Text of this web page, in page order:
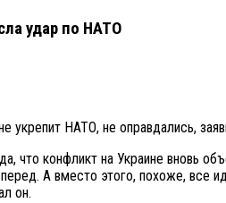
удар по НАТО
укрепит НАТО, не оправдались,
что конфликт на Украине вновь
А вместо этого, похоже,
он.